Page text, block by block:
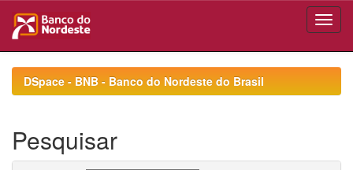
navigationDSpace - BNB - Banco do Nordeste do Brasil
Pesquisar